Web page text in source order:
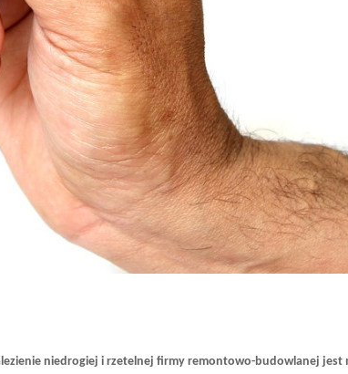
niedrogiej i rzetelnej firmy remontowo-budowlanej jest